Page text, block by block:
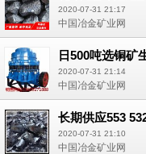
2020-07-31 21:17
中国冶金矿业网
日500吨选铜矿
型浮选机
2020-07-31 21:14
中国冶金矿业网
长期供应553
2020-07-31 21:10
中国冶金矿业网